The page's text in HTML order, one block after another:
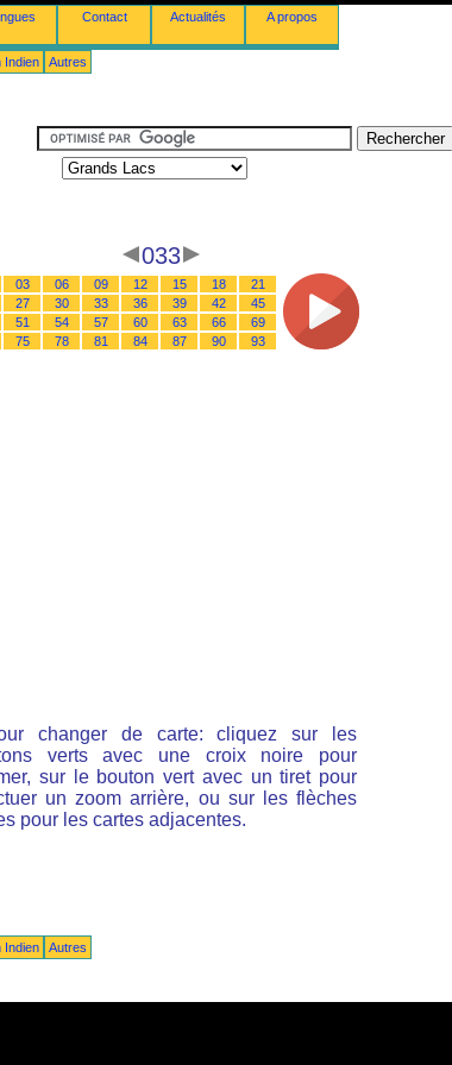
Contact Actualités A propos
Indien Autres
033
03 06 09 12 15 18
21
27 30 33 36 39 42
45
51 54 57 60 63 66
69
75 78 81 84 87 90 93
changer de carte: cliquez sur les
verts avec une croix noire pour
sur le bouton vert avec un tiret pour
un zoom arrière, ou sur les flèches
pour les cartes adjacentes.
Indien
Autres